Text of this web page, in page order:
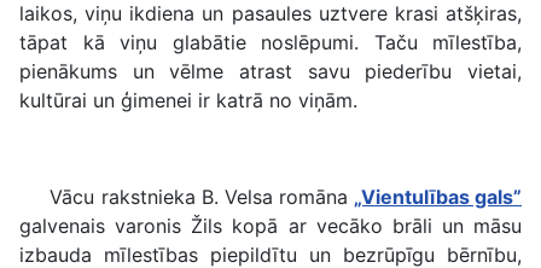
laikos, viņu ikdiena un pasaules uztvere krasi atšķiras,
tāpat kā viņu glabātie noslēpumi. Taču mīlestība,
pienākums un vēlme atrast savu piederību vietai,
kultūrai un ģimenei ir katrā no viņām.
Vācu rakstnieka B. Velsa romāna „Vientulības gals”
galvenais varonis Žils kopā ar vecāko brāli un māsu
izbauda mīlestības piepildītu un bezrūpīgu bērnību,